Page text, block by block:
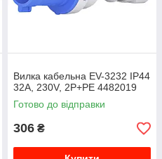
Вилка кабельна EV-3232 IP44
32A, 230V, 2P+PE 4482019
Готово до відправки
306 ₴